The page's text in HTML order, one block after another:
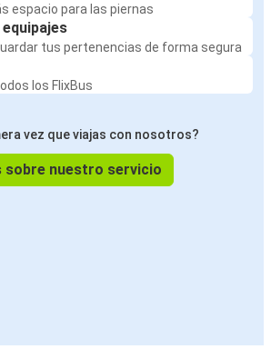
espacio para las piernas
tus pertenencias de forma segura
los FlixBus
vez que viajas con nosotros?
sobre nuestro servicio